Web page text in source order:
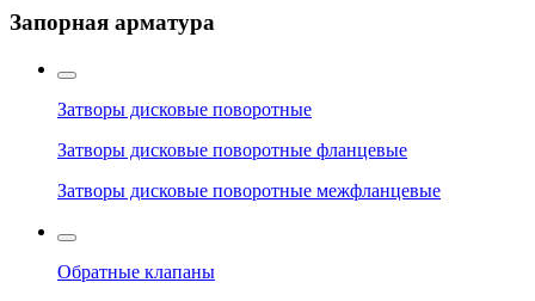
Запорная арматура
Затворы дисковые поворотные
Затворы дисковые поворотные фланцевые
Затворы дисковые поворотные межфланцевые
Обратные клапаны